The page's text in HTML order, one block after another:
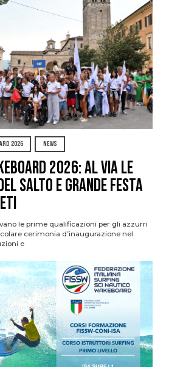
2026 NEWS
2026: al via le
Salto e grande festa
le prime qualificazioni per gli azzurri
cerimonia d’inaugurazione nel
e